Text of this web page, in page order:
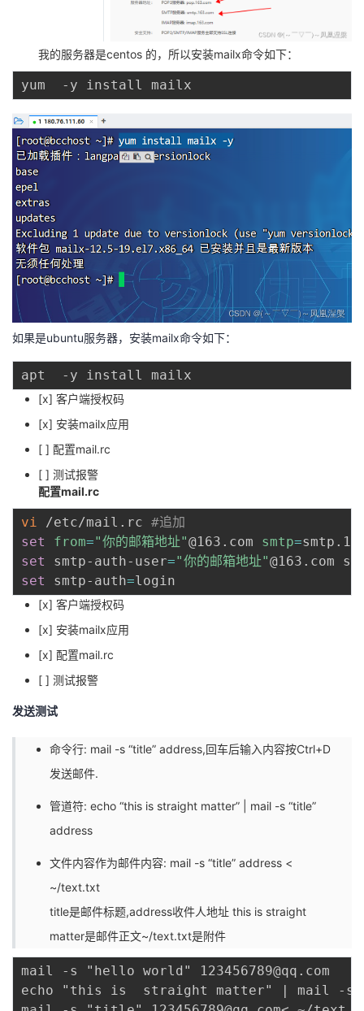
我的服务器是centos 的，所以安装mailx命令如下：
如果是ubuntu服务器，安装mailx命令如下：
[x] 客户端授权码
[x] 安装mailx应用
[ ] 配置mail.rc
[ ] 测试报警
配置mail.rc
vi /etc/mail.rc #追加
set
from="你的邮箱地址"@163.com smtp=
set
smtp-auth-user="你的邮箱地址"@163.com
set
smtp-auth=
[x] 客户端授权码
[x] 安装mailx应用
[x] 配置mail.rc
[ ] 测试报警
发送测试
命令行: mail -s “title” address,回车后输入内容按Ctrl+D
发送邮件.
管道符: echo “this is straight matter” | mail -s “title”
address
文件内容作为邮件内容: mail -s “title” address <
~/text.txt
title是邮件标题,address收件人地址 this is straight
matter是邮件正文~/text.txt是附件
mail -s "hello world" 123456789@qq.com
echo "this is  straight matter" | mail -s